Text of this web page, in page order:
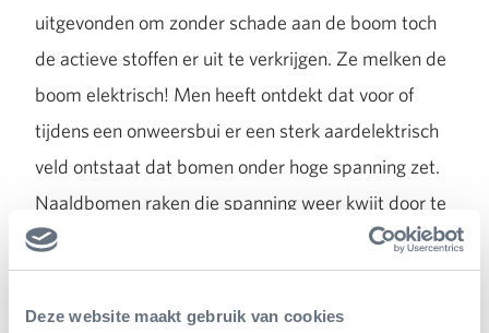
Deze website maakt gebruik van cookies
uitgevonden om zonder schade aan de boom toch
de actieve stoffen er uit te verkrijgen. Ze melken de
boom elektrisch! Men heeft ontdekt dat voor of
tijdens een onweersbui er een sterk aardelektrisch
veld ontstaat dat bomen onder hoge spanning zet.
Naaldbomen raken die spanning weer kwijt door te
‘sproeien’. Aan de toppen van de naalden scheiden
ze kleine druppels vloeistof af waarin onder andere
de frisse geurstoffen zitten die zo kenmerkend zijn